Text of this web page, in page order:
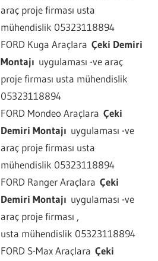
araç proje firması usta
mühendislik 05323118894
FORD Kuga Araçlara Çeki Demiri
Montajı uygulaması -ve araç
proje firması usta mühendislik
05323118894
FORD Mondeo Araçlara Çeki
Demiri Montajı uygulaması -ve
araç proje firması usta
mühendislik 05323118894
FORD Ranger Araçlara Çeki
Demiri Montajı uygulaması -ve
araç proje firması ,
usta mühendislik 05323118894
FORD S-Max Araçlara Çeki